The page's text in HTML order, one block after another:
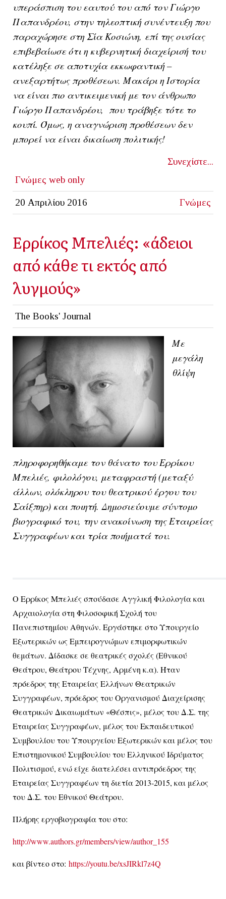
υπεράσπιση του εαυτού του από τον Γιώργο
Παπανδρέου, στην τηλεοπτική συνέντευξη που
παραχώρησε στη Σία Κοσιώνη, επί της ουσίας
επιβεβαίωσε ότι η κυβερνητική διαχείρισή του
κατέληξε σε αποτυχία εκκωφαντική –
ανεξαρτήτως προθέσεων. Μακάρι η Ιστορία
να είναι πιο αντικειμενική με τον άνθρωπο
Γιώργο Παπανδρέου, που τράβηξε τότε το
κουπί. Όμως, η αναγνώριση προθέσεων δεν
μπορεί να είναι δικαίωση πολιτικής!
Συνεχίστε...
Γνώμες web only
20 Απριλίου 2016 Γνώμες
Ερρίκος Μπελιές: «άδειοι
από κάθε τι εκτός από
λυγμούς»
The Books' Journal
Με
μεγάλη
θλίψη
πληροφορηθήκαμε τον θάνατο του Ερρίκου
Μπελιές, φιλολόγου, μεταφραστή (μεταξύ
άλλων, ολόκληρου του θεατρικού έργου του
Σαίξπηρ) και ποιητή. Δημοσιεύουμε σύντομο
βιογραφικό του, την ανακοίνωση της Εταιρείας
Συγγραφέων και τρία ποιήματά του.
Ο Ερρίκος Μπελιές σπούδασε Αγγλική Φιλολογία και
Αρχαιολογία στη Φιλοσοφική Σχολή του
Πανεπιστημίου Αθηνών. Εργάστηκε στο Υπουργείο
Εξωτερικών ως Εμπειρογνώμων επιμορφωτικών
θεμάτων. Δίδασκε σε θεατρικές σχολές (Εθνικού
Θεάτρου, Θεάτρου Τέχνης, Αρμένη κ.α). Ήταν
πρόεδρος της Εταιρείας Ελλήνων Θεατρικών
Συγγραφέων, πρόεδρος του Οργανισμού Διαχείρισης
Θεατρικών Δικαιωμάτων «Θέσπις», μέλος του Δ.Σ. της
Εταιρείας Συγγραφέων, μέλος του Εκπαιδευτικού
Συμβουλίου του Υπουργείου Εξωτερικών και μέλος του
Επιστημονικού Συμβουλίου του Ελληνικού Ιδρύματος
Πολιτισμού, ενώ είχε διατελέσει αντιπρόεδρος της
Εταιρείας Συγγραφέων τη διετία 2013-2015, και μέλος
του Δ.Σ. του Εθνικού Θεάτρου.
Πλήρης εργοβιογραφία του στο:
http://www.authors.gr/members/view/author_155
και βίντεο στο: https://youtu.be/xsJIRkl7z4Q